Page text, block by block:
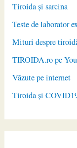
Tiroida și sarcina
Teste de laborator
Mituri despre
TIROIDA.ro pe
Văzute pe internet
Tiroida și